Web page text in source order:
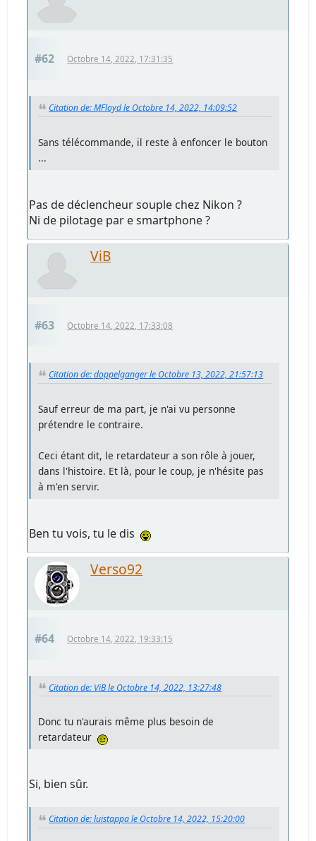
#62 Octobre 14, 2022, 17:31:35
Citation de: MFloyd le Octobre 14, 2022, 14:09:52
Sans télécommande, il reste à enfoncer le bouton
...
Pas de déclencheur souple chez Nikon ?
Ni de pilotage par e smartphone ?
ViB
#63 Octobre 14, 2022, 17:33:08
Citation de: doppelganger le Octobre 13, 2022, 21:57:13
Sauf erreur de ma part, je n'ai vu personne
prétendre le contraire.
Ceci étant dit, le retardateur a son rôle à jouer,
dans l'histoire. Et là, pour le coup, je n'hésite pas
à m'en servir.
Ben tu vois, tu le dis
Verso92
#64 Octobre 14, 2022, 19:33:15
Citation de: ViB le Octobre 14, 2022, 13:27:48
Donc tu n'aurais même plus besoin de
retardateur
Si, bien sûr.
Citation de: luistappa le Octobre 14, 2022, 15:20:00